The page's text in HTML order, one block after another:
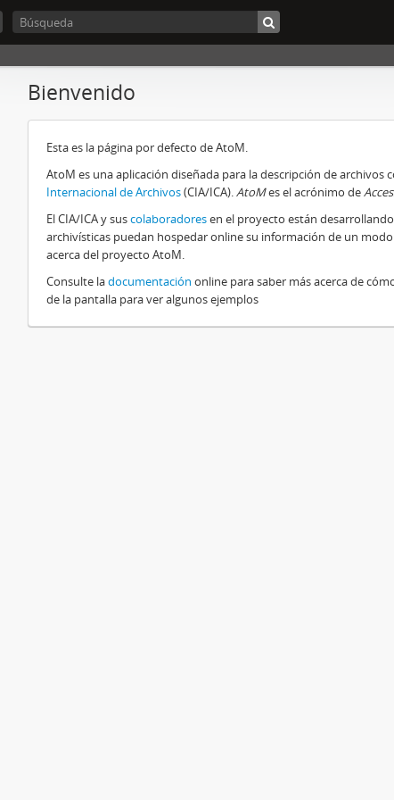
Bienvenido
Esta es la página por defecto de AtoM.
AtoM es una aplicación diseñada para la descripción de
Internacional de Archivos(CIA/ICA).AtoMes el acrónimo de
El CIA/ICA y suscolaboradoresen el proyecto están
archivísticas puedan hospedar online su información de un
acerca del proyecto AtoM.
Consulte ladocumentación online para saber más acerca de
de la pantalla para ver algunos ejemplos